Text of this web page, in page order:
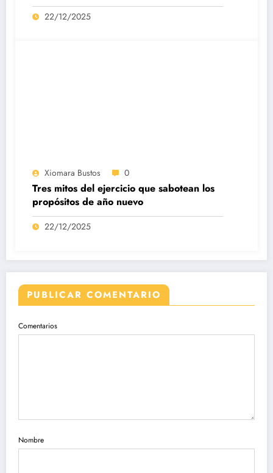
22/12/2025
Xiomara Bustos 0
Tres mitos del ejercicio que sabotean los
propósitos de año nuevo
22/12/2025
PUBLICAR COMENTARIO
Comentarios
Nombre